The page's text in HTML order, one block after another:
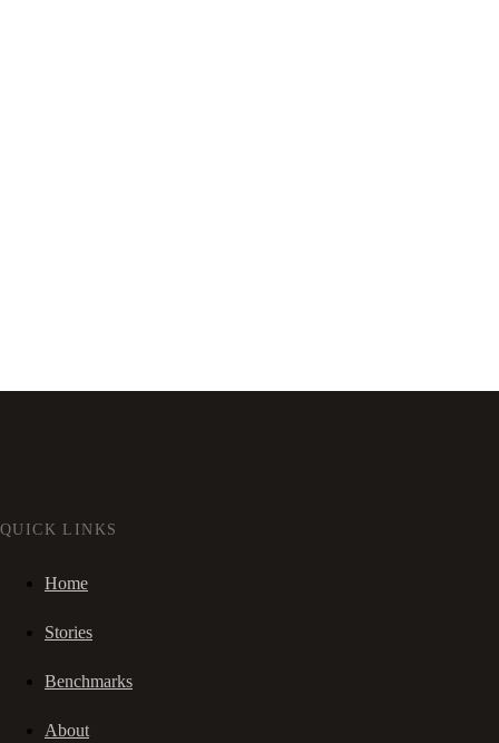
QUICK LINKS
Home
Stories
Benchmarks
About